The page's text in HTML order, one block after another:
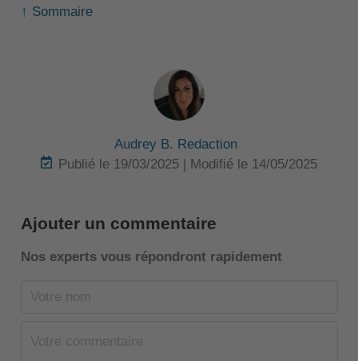
↑ Sommaire
Audrey B. Redaction
Publié le 19/03/2025 | Modifié le 14/05/2025
Ajouter un commentaire
Nos experts vous répondront rapidement